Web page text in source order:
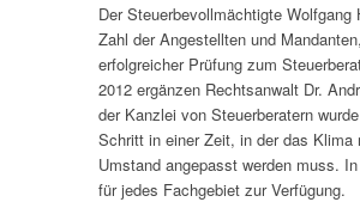
Der Steuerbevollmächtigte
Zahl der Angestellten und
erfolgreicher Prüfung zum
2012 ergänzen Rechtsanwalt Dr.
der Kanzlei von Steuerberatern
Schritt in einer Zeit, in der das Klima
Umstand angepasst werden muss.
für jedes Fachgebiet zur Verfügung.